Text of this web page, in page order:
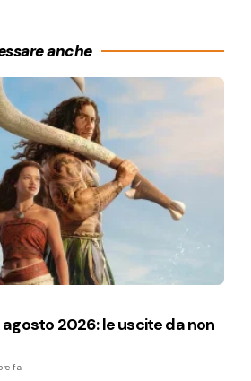
anche
2026: le uscite da non
fa